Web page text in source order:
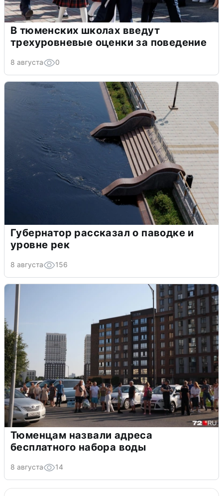
В тюменских школах введут
трехуровневые оценки за поведение
8 августа 0
Губернатор рассказал о паводке и
уровне рек
8 августа 156
Тюменцам назвали адреса
бесплатного набора воды
8 августа 14